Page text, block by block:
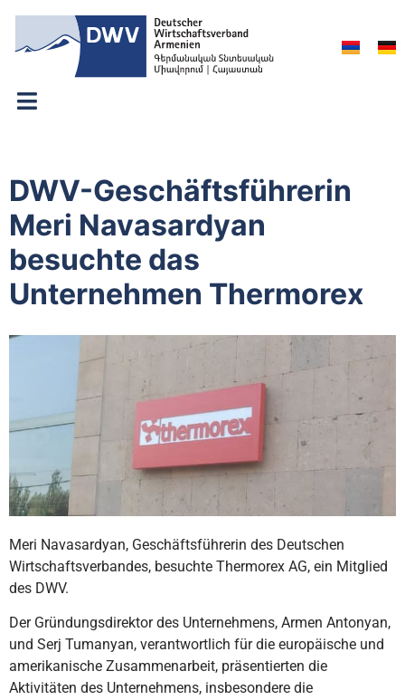
DWV-Geschäftsführerin
Meri Navasardyan
besuchte das
Unternehmen Thermorex
Meri Navasardyan, Geschäftsführerin des Deutschen
Wirtschaftsverbandes, besuchte Thermorex AG, ein Mitglied
des DWV.
Der Gründungsdirektor des Unternehmens, Armen Antonyan,
und Serj Tumanyan, verantwortlich für die europäische und
amerikanische Zusammenarbeit, präsentierten die
Aktivitäten des Unternehmens, insbesondere die